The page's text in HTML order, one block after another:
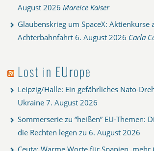
August 2026 Mareice Kaiser
Glaubenskrieg um SpaceX: Aktienkurse
Achterbahnfahrt 6. August 2026 Carla
Lost in EUrope
Leipzig/Halle: Ein gefährliches Nato-
Ukraine 7. August 2026
Sommerserie zu “heißen” EU-Themen:
die Rechten legen zu 6. August 2026